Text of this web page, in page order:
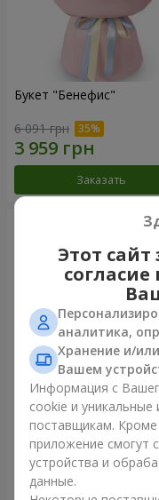
Букет "Бенефис"
6 091 грн
Заказать
Букет "Небесная
7 598 грн
Этот
аналитика,
Хранение и/
Вашем
Информация с
cookie и
поставщикам.
приложение смогут
устройства и
данные.